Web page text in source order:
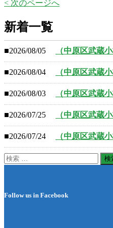
< 次のページへ
新着一覧
■2026/08/05 （中原区武蔵
■2026/08/04 （中原区武蔵
■2026/08/03 （中原区武蔵
■2026/07/25 （中原区武蔵
■2026/07/24 （中原区武蔵
検
索:
Follow us in Facebook